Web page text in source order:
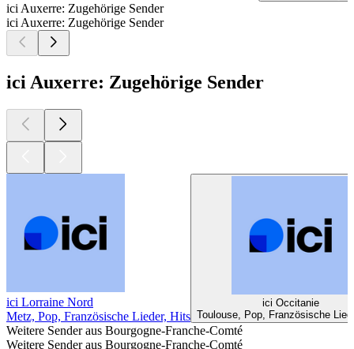
ici Auxerre: Zugehörige Sender
ici Auxerre: Zugehörige Sender
ici Auxerre: Zugehörige Sender
ici Lorraine Nord
Metz, Pop, Französische Lieder, Hits
ici Occitanie
Toulouse, Pop, Französische
Weitere Sender aus Bourgogne-Franche-Comté
Weitere Sender aus Bourgogne-Franche-Comté